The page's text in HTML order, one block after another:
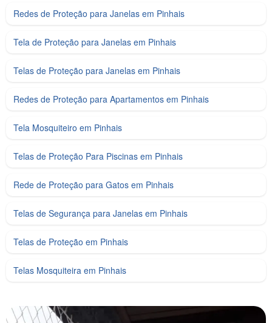
Redes de Proteção para Janelas em Pinhais
Tela de Proteção para Janelas em Pinhais
Telas de Proteção para Janelas em Pinhais
Redes de Proteção para Apartamentos em Pinhais
Tela Mosquiteiro em Pinhais
Telas de Proteção Para Piscinas em Pinhais
Rede de Proteção para Gatos em Pinhais
Telas de Segurança para Janelas em Pinhais
Telas de Proteção em Pinhais
Telas Mosquiteira em Pinhais